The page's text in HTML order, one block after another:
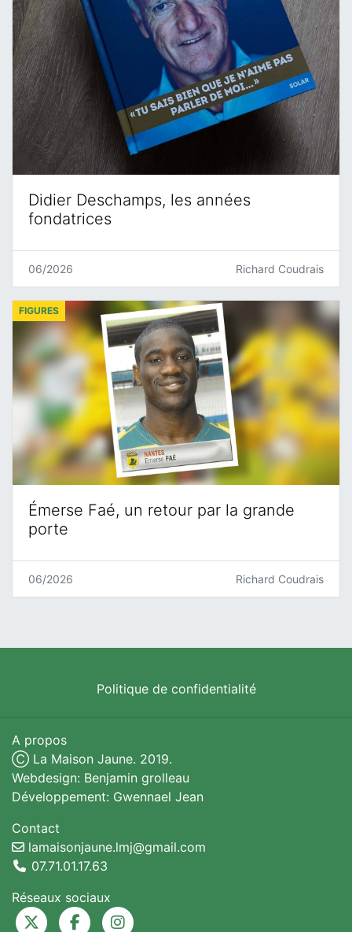
Didier Deschamps, les années
fondatrices
06/2026 Richard Coudrais
Émerse Faé, un retour par la grande
porte
FIGURES
06/2026 Richard Coudrais
Politique de confidentialité
A propos
Ⓒ La Maison Jaune. 2019.
Webdesign: Benjamin grolleau
Développement: Gwennael Jean
Contact
lamaisonjaune.lmj@gmail.com
07.71.01.17.63
Réseaux sociaux